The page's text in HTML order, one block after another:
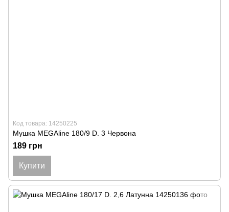
Код товара: 14250225
Мушка MEGAline 180/9 D. 3 Червона
189 грн
Купити